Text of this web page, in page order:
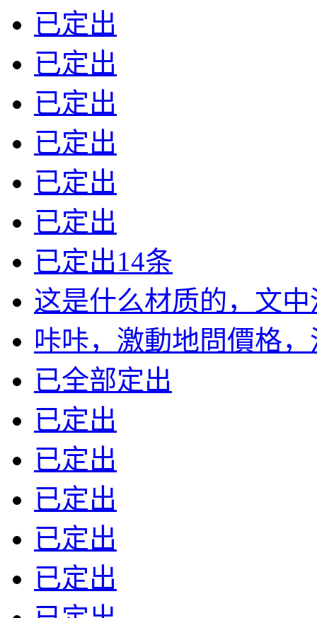
已定出
已定出
已定出
已定出
已定出
已定出
已定出14条
这是什么材质的，文中
咔咔，激動地問價格，
已全部定出
已定出
已定出
已定出
已定出
已定出